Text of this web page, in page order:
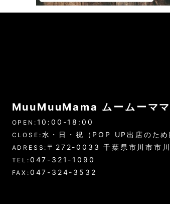
MuuMuuMama ムームーママ
OPEN: 10:00-18:00
CLOSE: 水・日・祝（POP UP出店のため
ADRESS: 〒272-0033 千葉県市川市市
TEL: 047-321-1090
FAX: 047-324-3532